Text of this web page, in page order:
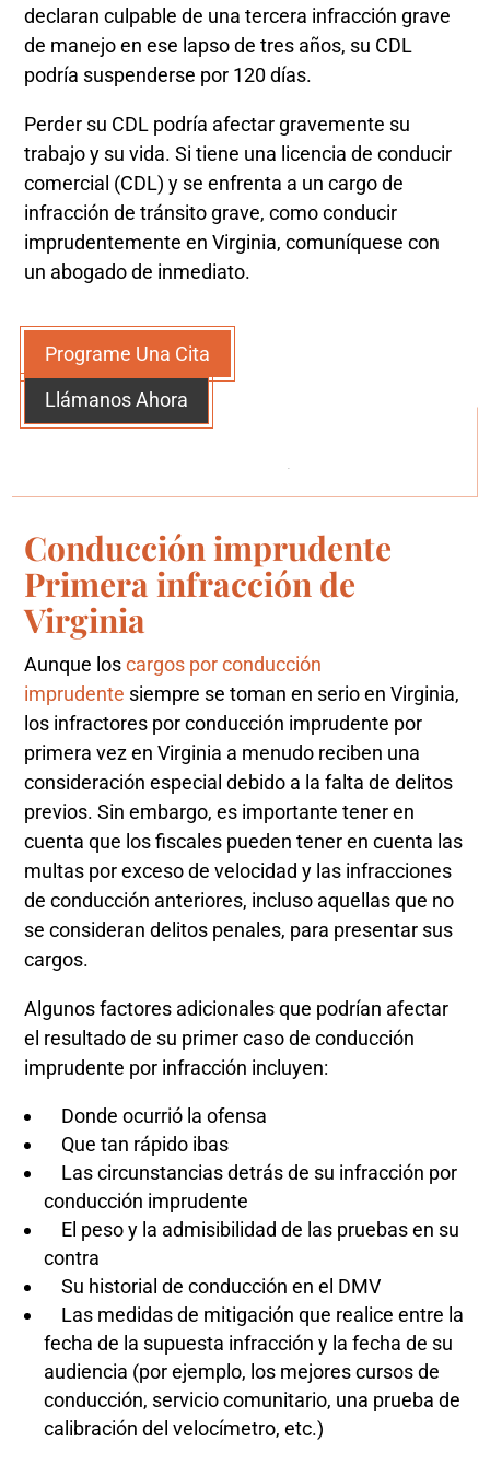
declaran culpable de una tercera infracción grave
de manejo en ese lapso de tres años, su CDL
podría suspenderse por 120 días.
Perder su CDL podría afectar gravemente su
trabajo y su vida. Si tiene una licencia de conducir
comercial (CDL) y se enfrenta a un cargo de
infracción de tránsito grave, como conducir
imprudentemente en Virginia, comuníquese con
un abogado de inmediato.
Programe Una Cita
Llámanos Ahora
Conducción imprudente
Primera infracción de
Virginia
Aunque loscargos por conducción
imprudente siempre se toman en serio en Virginia,
los infractores por conducción imprudente por
primera vez en Virginia a menudo reciben una
consideración especial debido a la falta de delitos
previos. Sin embargo, es importante tener en
cuenta que los fiscales pueden tener en cuenta las
multas por exceso de velocidad y las infracciones
de conducción anteriores, incluso aquellas que no
se consideran delitos penales, para presentar sus
cargos.
Algunos factores adicionales que podrían afectar
el resultado de su primer caso de conducción
imprudente por infracción incluyen:
Donde ocurrió la ofensa
Que tan rápido ibas
Las circunstancias detrás de su infracción por
conducción imprudente
El peso y la admisibilidad de las pruebas en su
contra
Su historial de conducción en el DMV
Las medidas de mitigación que realice entre la
fecha de la supuesta infracción y la fecha de su
audiencia (por ejemplo, los mejores cursos de
conducción, servicio comunitario, una prueba de
calibración del velocímetro, etc.)